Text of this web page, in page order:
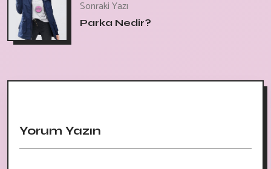
Sonraki Yazı
Parka Nedir?
Yorum Yazın